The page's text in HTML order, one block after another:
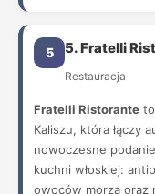
5 5. Fratelli
Restauracja
Fratelli Ristorante
Kaliszu, która łączy
nowoczesne
kuchni włoskiej:
owoców morza oraz